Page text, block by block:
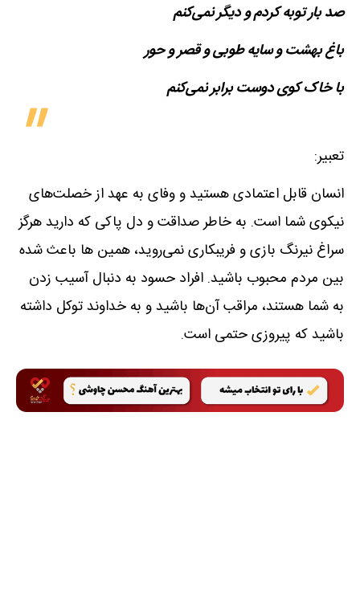
صد بار توبه کردم و دیگر نمی‌کنم
باغ بهشت و سایه طوبی و قصر و حور
با خاک کوی دوست برابر نمی‌کنم
تعبیر:
انسان قابل اعتمادی هستید و وفای به عهد از خصلت‌های
نیکوی شما است. به خاطر صداقت و دل پاکی که دارید هرگز
سراغ نیرنگ بازی و فریبکاری نمی‌روید، همین ها باعث شده
بین مردم محبوب باشید. افراد حسود به دنبال آسیب زدن
به شما هستند، مراقب آن‌ها باشید و به خداوند توکل داشته
باشید که پیروزی حتمی است.